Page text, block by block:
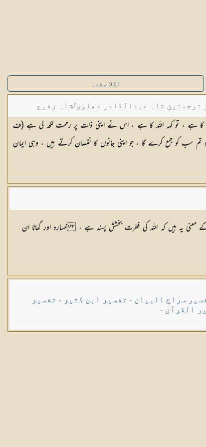
اگلا صفحہ
ترجمتین شاہ عبدالقادر دھلوی/شاہ رفیع
ہے ، تو کہہ اللہ کا ہے ، اس نے اپنی ذات پر رحمت لکھ لی ہے (ف
سب کو جمع کرے گا ، جو اپنی جانوں کا نقصان کرتے ہیں ، وہی ایمان
معنی یہ ہیں کہ اللہ کی فطرت بخشش پسند ہے ، خسارہ اور گھاٹا ان
سراج البیان - تفسیر ابن کثیر - تفسیر
القرآن -